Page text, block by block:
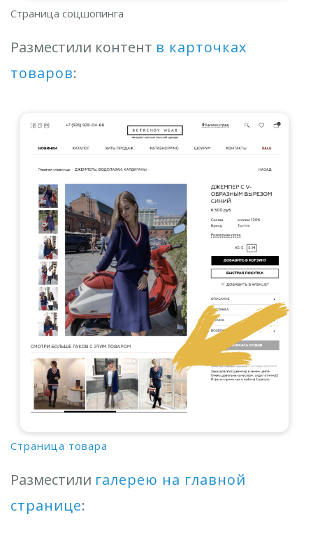
Страница соцшопинга
Разместили контент в карточках
товаров:
Страница товара
Разместили галерею на главной
странице: